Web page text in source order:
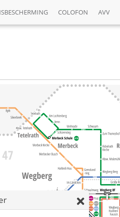
COLOFON AVV